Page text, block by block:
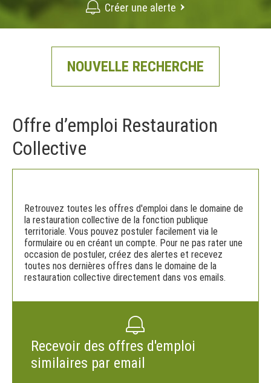
Créer une alerte
NOUVELLE RECHERCHE
Offre d’emploi Restauration
Collective
Retrouvez toutes les offres d'emploi dans le domaine de
la restauration collective de la fonction publique
territoriale. Vous pouvez postuler facilement via le
formulaire ou en créant un compte. Pour ne pas rater une
occasion de postuler, créez des alertes et recevez
toutes nos dernières offres dans le domaine de la
restauration collective directement dans vos emails.
Recevoir des offres d'emploi
similaires par email